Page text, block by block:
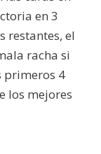
en 3
restantes, el
racha si
primeros 4
los mejores